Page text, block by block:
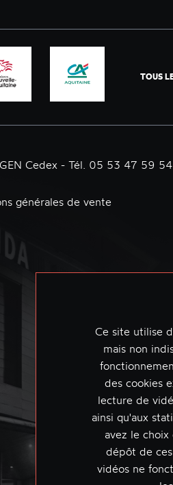
TOUS
Cedex - Tél. 05 53 47 59 54
générales de vente
Ce site utilise
mais non
des cookies
lecture de
ainsi qu'aux
avez le
dépôt de
vidéos ne